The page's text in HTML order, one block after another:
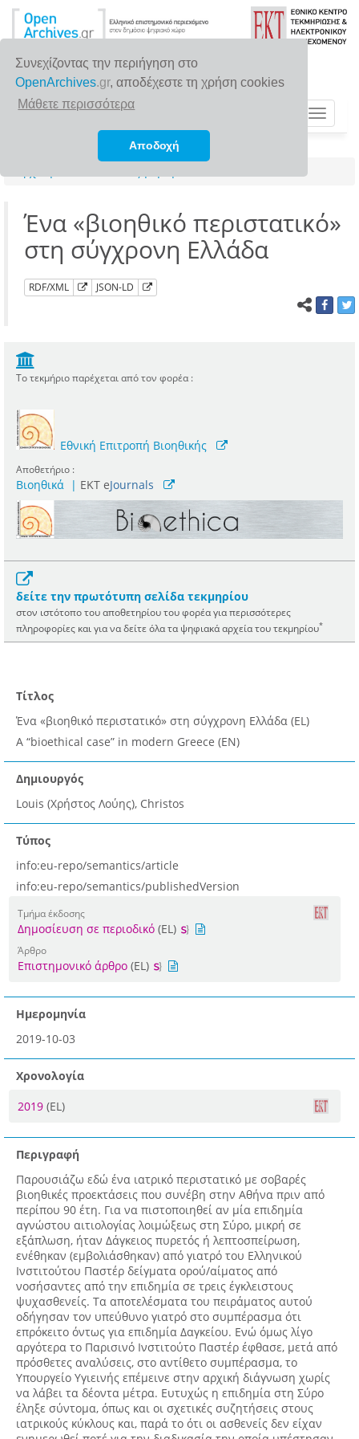
Συνεχίζοντας την περιήγηση στο
OpenArchives.gr, αποδέχεστε τη χρήση cookies
Μάθετε περισσότερα
Αποδοχή
Toggle
Ένα «βιοηθικό περιστατικό»
στη σύγχρονη Ελλάδα
RDF/XML JSON-LD
Το τεκμήριο παρέχεται από τον φορέα :
Εθνική Επιτροπή Βιοηθικής
Αποθετήριο :
Βιοηθικά | ΕΚΤ eJournals
δείτε την πρωτότυπη σελίδα τεκμηρίου
στον ιστότοπο του αποθετηρίου του φορέα για περισσότερες
πληροφορίες και για να δείτε όλα τα ψηφιακά αρχεία του τεκμηρίου*
Τίτλος
Ένα «βιοηθικό περιστατικό» στη σύγχρονη Ελλάδα (EL)
A “bioethical case” in modern Greece (EN)
Δημιουργός
Louis (Χρήστος Λούης), Christos
Τύπος
info:eu-repo/semantics/article
info:eu-repo/semantics/publishedVersion
Τμήμα έκδοσης
Δημοσίευση σε περιοδικό (EL)
Άρθρο
Επιστημονικό άρθρο (EL)
Ημερομηνία
2019-10-03
Χρονολογία
2019 (EL)
Περιγραφή
Παρουσιάζω εδώ ένα ιατρικό περιστατικό με σοβαρές
βιοηθικές προεκτάσεις που συνέβη στην Αθήνα πριν από
περίπου 90 έτη. Για να πιστοποιηθεί αν μία επιδημία
αγνώστου αιτιολογίας λοιμώξεως στη Σύρο, μικρή σε
εξάπλωση, ήταν Δάγκειος πυρετός ή λεπτοσπείρωση,
ενέθηκαν (εμβολιάσθηκαν) από γιατρό του Ελληνικού
Ινστιτούτου Παστέρ δείγματα ορού/αίματος από
νοσήσαντες από την επιδημία σε τρεις έγκλειστους
ψυχασθενείς. Τα αποτελέσματα του πειράματος αυτού
οδήγησαν τον υπεύθυνο γιατρό στο συμπέρασμα ότι
επρόκειτο όντως για επιδημία Δαγκείου. Ενώ όμως λίγο
αργότερα το Παρισινό Ινστιτούτο Παστέρ έφθασε, μετά από
πρόσθετες αναλύσεις, στο αντίθετο συμπέρασμα, το
Υπουργείο Υγιεινής επέμεινε στην αρχική διάγνωση χωρίς
να λάβει τα δέοντα μέτρα. Ευτυχώς η επιδημία στη Σύρο
έληξε σύντομα, όπως και οι σχετικές συζητήσεις στους
ιατρικούς κύκλους και, παρά το ότι οι ασθενείς δεν είχαν